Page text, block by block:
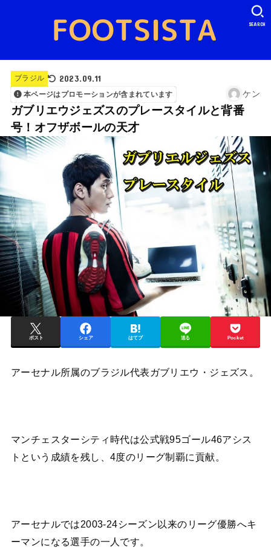
SEARCH
ブラジル 2023.09.11
本ページはプロモーションが含まれています ケン
ガブリエウジェズスのプレースタイルと背番
号！オフザボールの天才
ポスト シェア はてブ 送る Pocket
アーセナル所属のブラジル代表ガブリエウ・ジェズス。
マンチェスターシティ時代は公式戦95ゴール46アシス
トという成績を残し、4度のリーグ制覇に貢献。
アーセナルでは2003-24シーズン以来のリーグ優勝へキ
ーマンになる選手の一人です。